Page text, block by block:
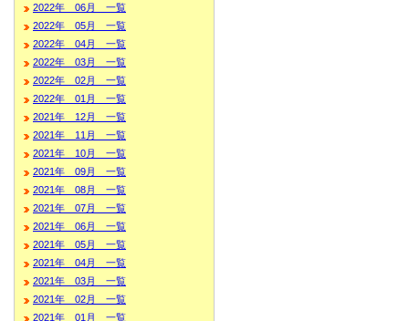
2022年 06月 一覧
2022年 05月 一覧
2022年 04月 一覧
2022年 03月 一覧
2022年 02月 一覧
2022年 01月 一覧
2021年 12月 一覧
2021年 11月 一覧
2021年 10月 一覧
2021年 09月 一覧
2021年 08月 一覧
2021年 07月 一覧
2021年 06月 一覧
2021年 05月 一覧
2021年 04月 一覧
2021年 03月 一覧
2021年 02月 一覧
2021年 01月 一覧